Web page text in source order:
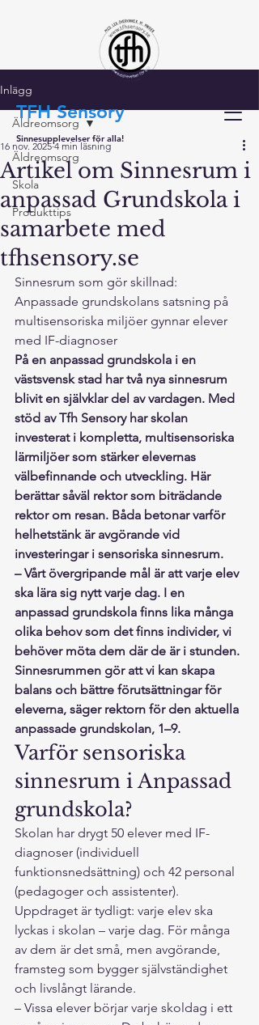
TFH Sensory
Sinnesupplevelser för alla!
Inlägg
Äldreomsorg
Skola
Produkttips
Äldreomsorg
Artikel om Sinnesrum i
anpassad Grundskola i
samarbete med
tfhsensory.se
16 nov. 2025 4 min läsning
Sinnesrum som gör skillnad:
Anpassade grundskolans satsning på
multisensoriska miljöer gynnar elever
med IF-diagnoser
På en anpassad grundskola i en
västsvensk stad har två nya sinnesrum
blivit en självklar del av vardagen. Med
stöd av Tfh Sensory har skolan
investerat i kompletta, multisensoriska
lärmiljöer som stärker elevernas
välbefinnande och utveckling. Här
berättar såväl rektor som biträdande
rektor om resan. Båda betonar varför
helhetstänk är avgörande vid
investeringar i sensoriska sinnesrum.
– Vårt övergripande mål är att varje elev
ska lära sig nytt varje dag. I en
anpassad grundskola finns lika många
olika behov som det finns individer, vi
behöver möta dem där de är i stunden.
Sinnesrummen gör att vi kan skapa
balans och bättre förutsättningar för
eleverna, säger rektorn för den aktuella
anpassade grundskolan, 1–9.
Varför sensoriska
sinnesrum i Anpassad
grundskola?
Skolan har drygt 50 elever med IF-
diagnoser (individuell
funktionsnedsättning) och 42 personal
(pedagoger och assistenter).
Uppdraget är tydligt: varje elev ska
lyckas i skolan – varje dag. För många
av dem är det små, men avgörande,
framsteg som bygger självständighet
och livslångt lärande.
– Vissa elever börjar varje skoldag i ett